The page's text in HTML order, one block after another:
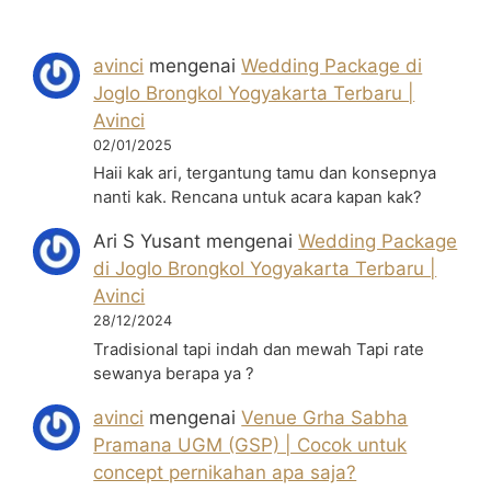
avinci mengenaiWedding Package di
Joglo Brongkol Yogyakarta Terbaru |
Avinci
02/01/2025
Haii kak ari, tergantung tamu dan konsepnya
nanti kak. Rencana untuk acara kapan kak?
Ari S Yusant mengenaiWedding Package
di Joglo Brongkol Yogyakarta Terbaru |
Avinci
28/12/2024
Tradisional tapi indah dan mewah Tapi rate
sewanya berapa ya ?
avinci mengenaiVenue Grha Sabha
Pramana UGM (GSP) | Cocok untuk
concept pernikahan apa saja?